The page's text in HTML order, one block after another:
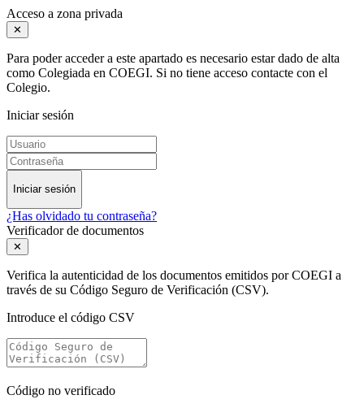
Acceso a zona privada
✕
Para poder acceder a este apartado es necesario estar dado de alta
como Colegiada en COEGI. Si no tiene acceso contacte con el
Colegio.
Iniciar sesión
Iniciar sesión
¿Has olvidado tu contraseña?
Verificador de documentos
✕
Verifica la autenticidad de los documentos emitidos por COEGI a
través de su Código Seguro de Verificación (CSV).
Introduce el código CSV
Código no verificado